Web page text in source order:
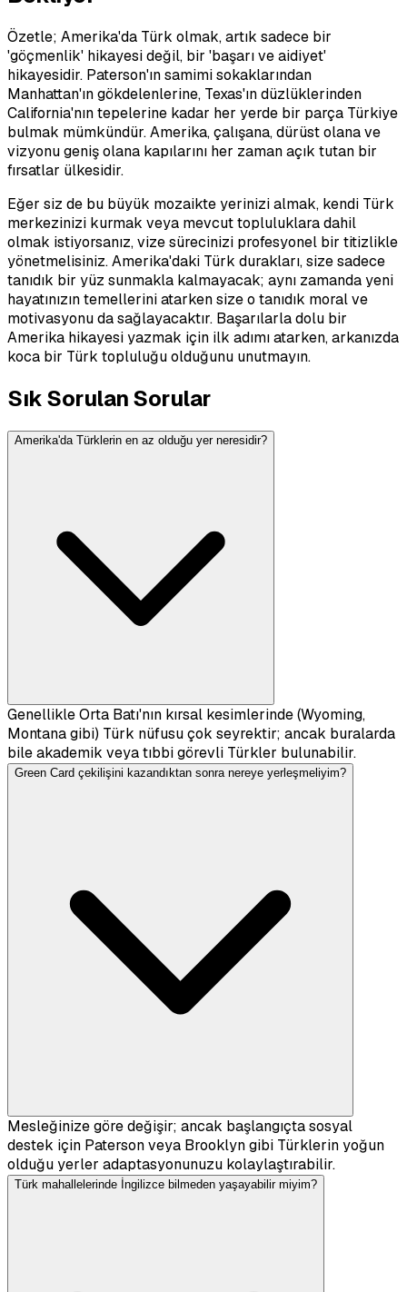
Özetle; Amerika'da Türk olmak, artık sadece bir
'göçmenlik' hikayesi değil, bir 'başarı ve aidiyet'
hikayesidir. Paterson'ın samimi sokaklarından
Manhattan'ın gökdelenlerine, Texas'ın düzlüklerinden
California'nın tepelerine kadar her yerde bir parça Türkiye
bulmak mümkündür. Amerika, çalışana, dürüst olana ve
vizyonu geniş olana kapılarını her zaman açık tutan bir
fırsatlar ülkesidir.
Eğer siz de bu büyük mozaikte yerinizi almak, kendi Türk
merkezinizi kurmak veya mevcut topluluklara dahil
olmak istiyorsanız, vize sürecinizi profesyonel bir titizlikle
yönetmelisiniz. Amerika'daki Türk durakları, size sadece
tanıdık bir yüz sunmakla kalmayacak; aynı zamanda yeni
hayatınızın temellerini atarken size o tanıdık moral ve
motivasyonu da sağlayacaktır. Başarılarla dolu bir
Amerika hikayesi yazmak için ilk adımı atarken, arkanızda
koca bir Türk topluluğu olduğunu unutmayın.
Sık Sorulan Sorular
Amerika'da Türklerin en az olduğu yer neresidir?
Genellikle Orta Batı'nın kırsal kesimlerinde (Wyoming,
Montana gibi) Türk nüfusu çok seyrektir; ancak buralarda
bile akademik veya tıbbi görevli Türkler bulunabilir.
Green Card çekilişini kazandıktan sonra nereye yerleşmeliyim?
Mesleğinize göre değişir; ancak başlangıçta sosyal
destek için Paterson veya Brooklyn gibi Türklerin yoğun
olduğu yerler adaptasyonunuzu kolaylaştırabilir.
Türk mahallelerinde İngilizce bilmeden yaşayabilir miyim?